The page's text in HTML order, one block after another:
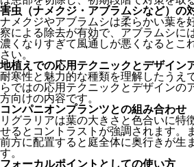
害虫（ナメクジ・アブラムシなど）の
ナメクジやアブラムシは柔らかい葉を
察による除去が有効で、アブラムシに
濃くなりすぎて風通しが悪くなるとこ
さい。
地植えでの応用テクニックとデザイン
耐寒性と魅力的な種類を理解したうえ
らではの応用テクニックとデザインの
方向けの内容です。
コンパニオンプランツとの組み合わせ
リグラリアは葉の大きさと色合いに
せるとコントラストが強調されます。
前方に配置すると庭全体に奥行きが生
す。
フォーカルポイントとしての使い方